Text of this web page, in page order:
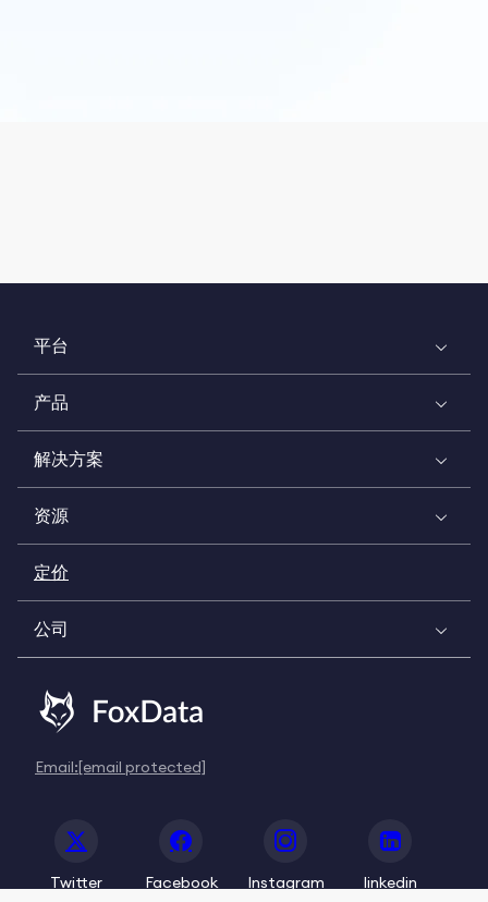
平台
产品
解决方案
资源
定价
公司
Email:[email protected]
Twitter Facebook Instagram linkedin